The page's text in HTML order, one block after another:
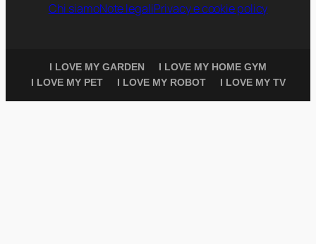
Chi siamoNote legaliPrivacy e cookie policy
I LOVE MY GARDEN
I LOVE MY HOME GYM
I LOVE MY PET
I LOVE MY ROBOT I LOVE MY TV